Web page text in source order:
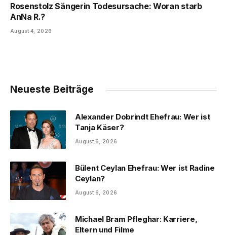
Rosenstolz Sängerin Todesursache: Woran starb
AnNa R.?
August 4, 2026
Neueste Beiträge
Alexander Dobrindt Ehefrau: Wer ist
Tanja Käser?
August 6, 2026
Bülent Ceylan Ehefrau: Wer ist Radine
Ceylan?
August 6, 2026
Michael Bram Pfleghar: Karriere,
Eltern und Filme